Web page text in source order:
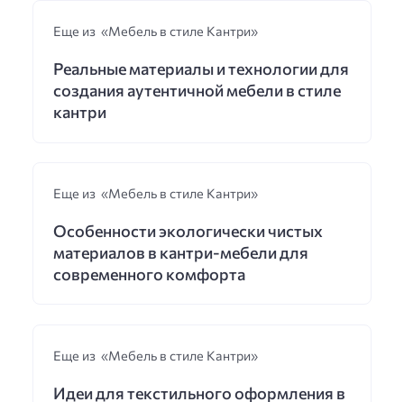
Еще из «Мебель в стиле Кантри»
Реальные материалы и технологии для
создания аутентичной мебели в стиле
кантри
Еще из «Мебель в стиле Кантри»
Особенности экологически чистых
материалов в кантри-мебели для
современного комфорта
Еще из «Мебель в стиле Кантри»
Идеи для текстильного оформления в